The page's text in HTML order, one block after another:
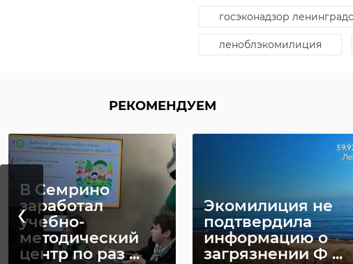
госэконадзор
леноблэкомилиция
РЕКОМЕНДУЕМ
В Семрино
заработал
учебно-
методический
центр по раз ...
Экомилиция не
подтвердила
информацию о
загрязнении Ф ...
‹
Сома длиной 2 метра 10